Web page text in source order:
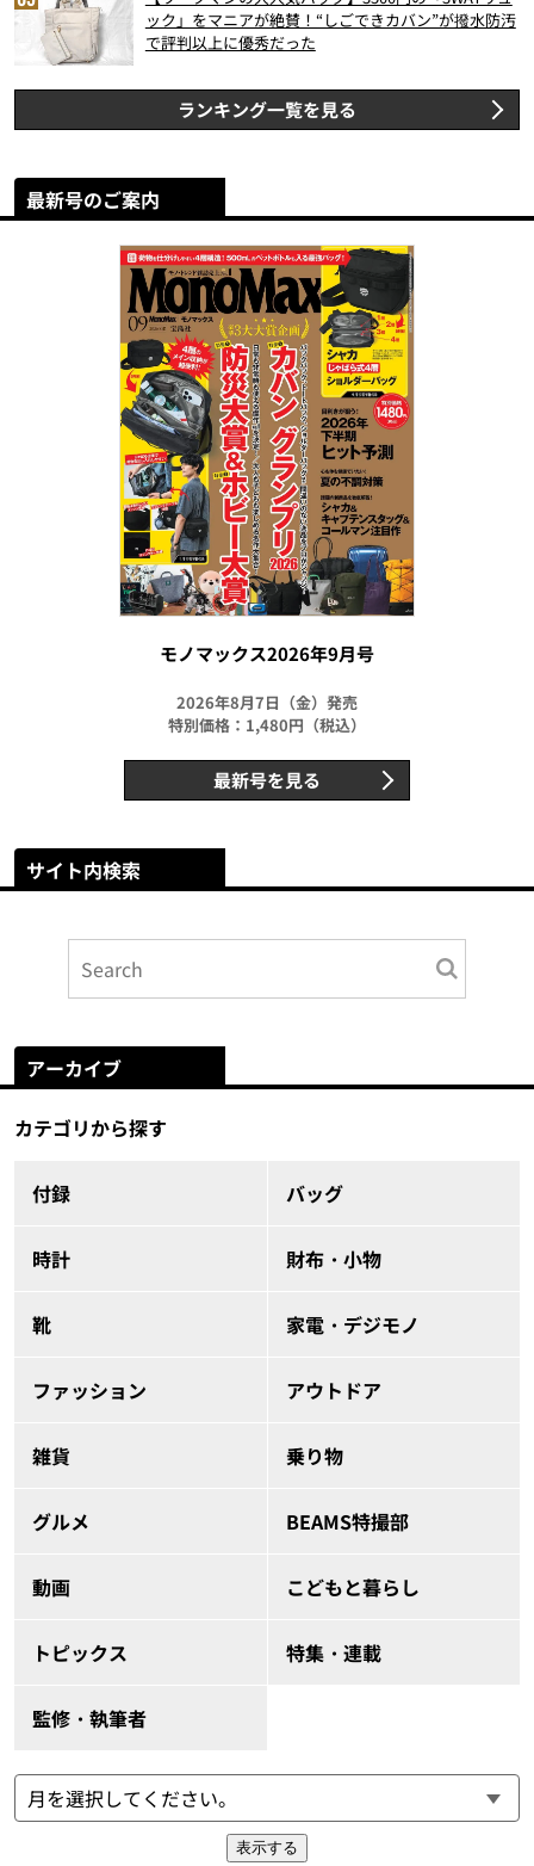
ック」をマニアが絶賛！“しごできカバン”が撥水防汚
で評判以上に優秀だった
ランキング一覧を見る
最新号のご案内
モノマックス2026年9月号
2026年8月7日（金）発売
特別価格：1,480円（税込）
最新号を見る
サイト内検索
アーカイブ
カテゴリから探す
付録 バッグ
時計 財布・小物
靴 家電・デジモノ
ファッション アウトドア
雑貨 乗り物
グルメ BEAMS特撮部
動画 こどもと暮らし
トピックス 特集・連載
監修・執筆者
表示する